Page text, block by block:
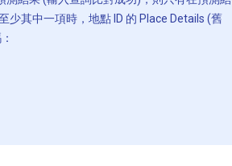
: "ChIJsU7_xMfKQ4gReI89RJn0-RQ",
: "ChIJsU7_xMfKQ4gReI89RJn0-RQ"
少其中一項時，地點 ID 的 Place Details (舊